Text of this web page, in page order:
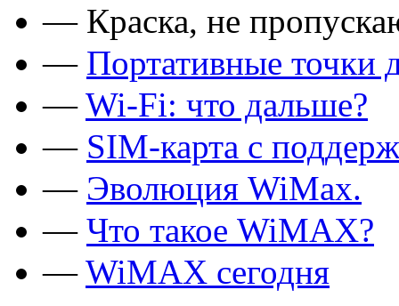
— Краска, не
— Портативные точки
—Wi-Fi: что дальше?
— SIM-карта с
— Эволюция WiMax.
— Что такое WiMAX?
—WiMAX сегодня